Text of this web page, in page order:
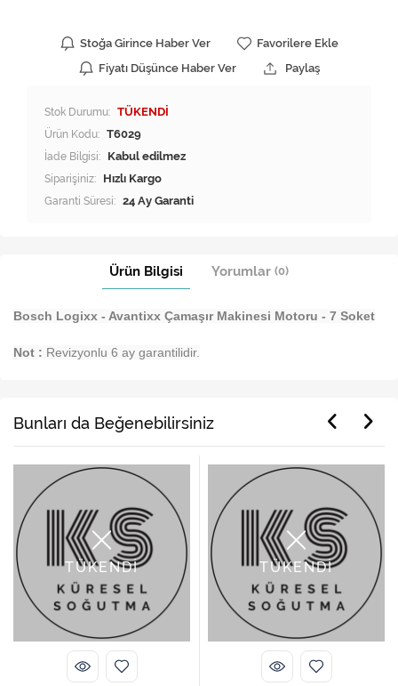
Stoğa Girince Haber Ver
Favorilere Ekle
Fiyatı Düşünce Haber Ver
Paylaş
Stok Durumu: TÜKENDİ
Ürün Kodu: T6029
İade Bilgisi:
Siparişiniz: Hızlı Kargo
Garanti Süresi: 24 Ay Garanti
Ürün Bilgisi Yorumlar (0)
Bosch Logixx - Avantixx Çamaşır Makinesi Motoru - 7 Soket
Not : Revizyonlu 6 ay garantilidir.
Bunları da Beğenebilirsiniz
TÜKENDİ TÜKENDİ